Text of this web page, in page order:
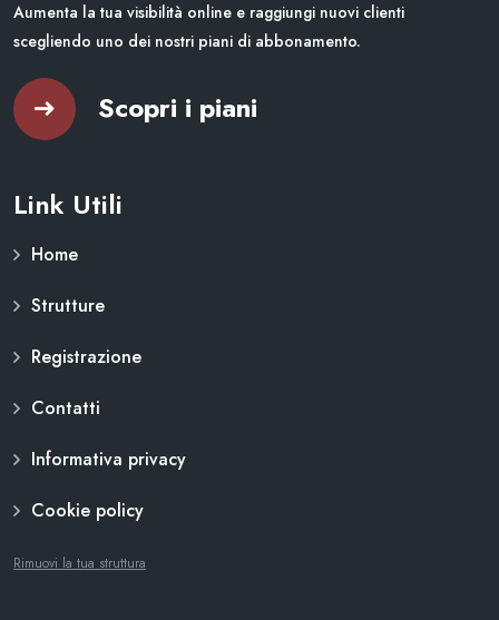
Aumenta la tua visibilità online e raggiungi nuovi clienti
scegliendo uno dei nostri piani di abbonamento.
Scopri i piani
Link Utili
Home
Strutture
Registrazione
Contatti
Informativa privacy
Cookie policy
Rimuovi la tua struttura